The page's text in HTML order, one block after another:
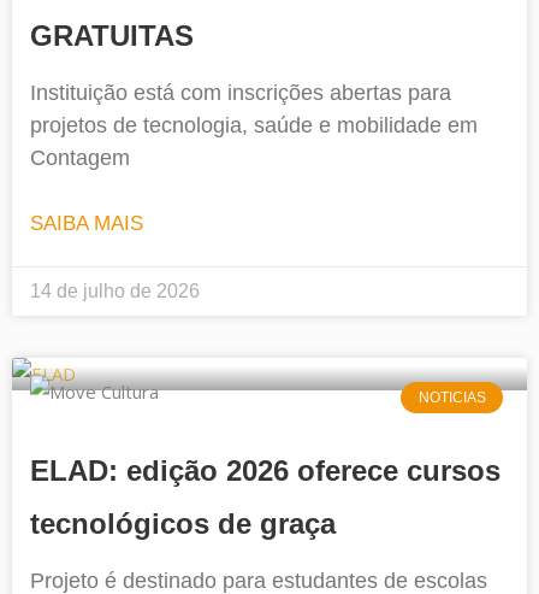
GRATUITAS
Instituição está com inscrições abertas para
projetos de tecnologia, saúde e mobilidade em
Contagem
SAIBA MAIS
14 de julho de 2026
NOTICIAS
ELAD: edição 2026 oferece cursos
tecnológicos de graça
Projeto é destinado para estudantes de escolas